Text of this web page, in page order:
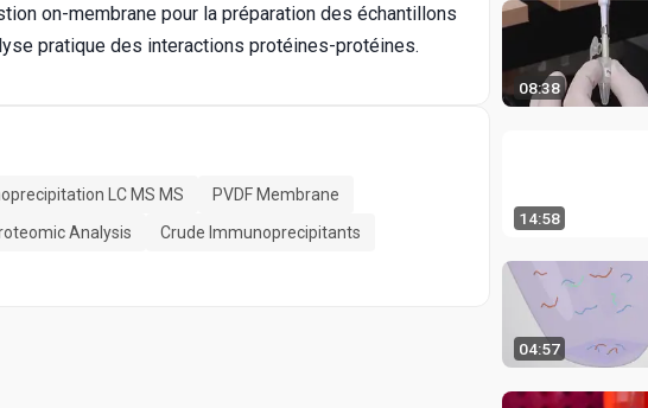
on-membrane pour la préparation des échantillons
pratique des interactions protéines-protéines.
LC MS MS
PVDF Membrane
Analysis
Crude Immunoprecipitants
08:38
14:58
04:57